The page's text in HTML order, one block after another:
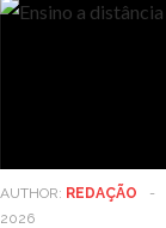
AUTHOR: REDAÇÃO -
2026